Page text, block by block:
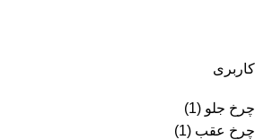
کاربری
چرخ جلو (1)
چرخ عقب (1)